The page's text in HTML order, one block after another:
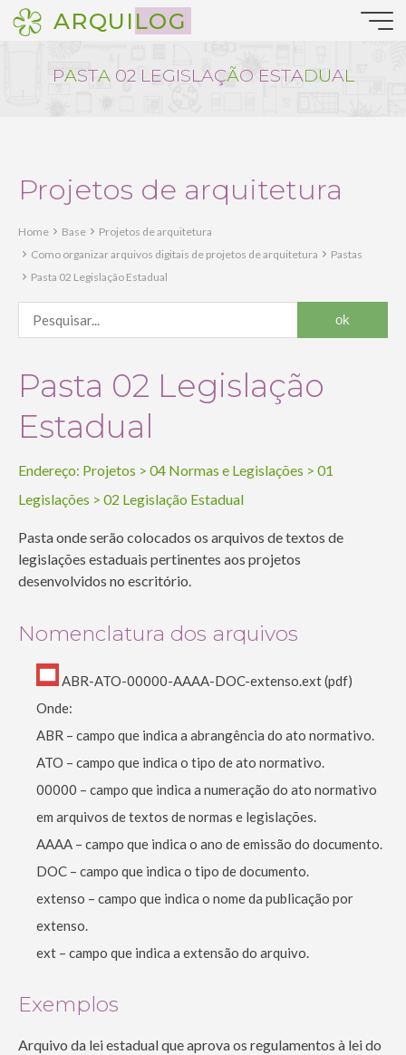
Pular
para
ARQUILOG
PASTA 02 LEGISLAÇÃO ESTADUAL
Projetos de arquitetura
Home Base
Projetos de arquitetura
Como organizar arquivos digitais de projetos de arquitetura
Pastas
Pasta 02 Legislação Estadual
Pasta 02 Legislação
Estadual
Endereço: Projetos > 04 Normas e Legislações > 01
Legislações > 02 Legislação Estadual
Pasta onde serão colocados os arquivos de textos de
legislações estaduais pertinentes aos projetos
desenvolvidos no escritório.
Nomenclatura dos arquivos
ABR-ATO-00000-AAAA-DOC-extenso.ext (pdf)
Onde:
ABR – campo que indica a abrangência do ato normativo.
ATO – campo que indica o tipo de ato normativo.
00000 – campo que indica a numeração do ato normativo
em arquivos de textos de normas e legislações.
AAAA – campo que indica o ano de emissão do documento.
DOC – campo que indica o tipo de documento.
extenso – campo que indica o nome da publicação por
extenso.
ext – campo que indica a extensão do arquivo.
Exemplos
Arquivo da lei estadual que aprova os regulamentos à lei do